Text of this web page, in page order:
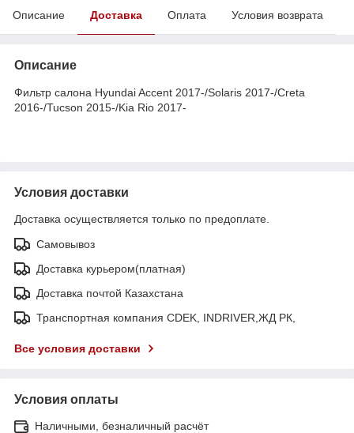
Описание Доставка Оплата Условия возврата
Описание
Фильтр салона Hyundai Accent 2017-/Solaris 2017-/Creta
2016-/Tucson 2015-/Kia Rio 2017-
Условия доставки
Доставка осуществляется только по предоплате.
Самовывоз
Доставка курьером(платная)
Доставка почтой Казахстана
Транспортная компания CDEK, INDRIVER,ЖД РК,
Все условия доставки
Условия оплаты
Наличными, безналичный расчёт